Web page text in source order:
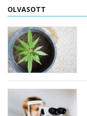
OLVASOTT